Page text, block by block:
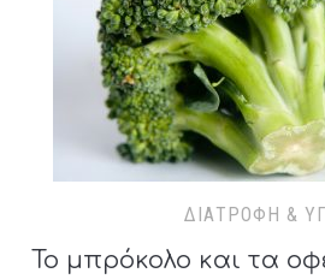
ΔΙΑΤΡΟΦΉ &
Το μπρόκολο και τα